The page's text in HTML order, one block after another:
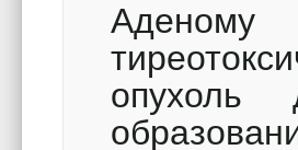
опухоль